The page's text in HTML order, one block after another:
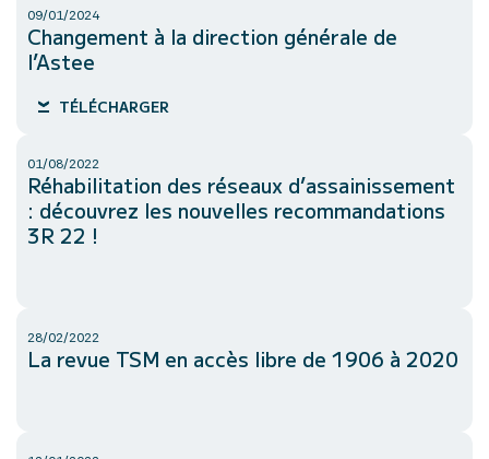
09/01/2024
Changement à la direction générale de
l’Astee
TÉLÉCHARGER
01/08/2022
Réhabilitation des réseaux d’assainissement
: découvrez les nouvelles recommandations
3R 22 !
28/02/2022
La revue TSM en accès libre de 1906 à 2020